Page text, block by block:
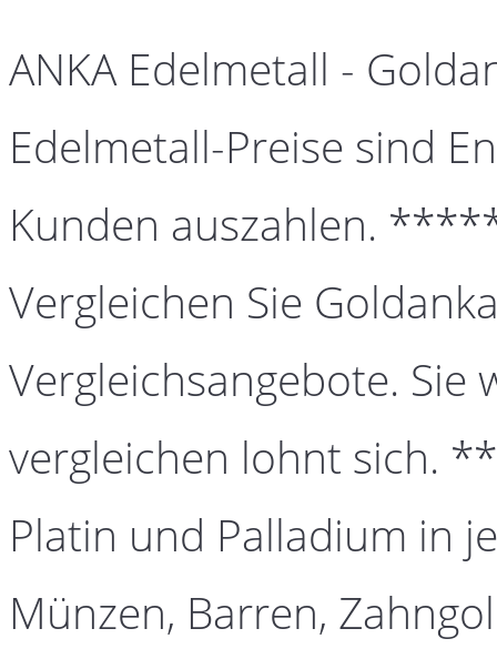
ANKA Edelmetall -
Edelmetall-Preise sind
Kunden auszahlen.
Vergleichen Sie
Vergleichsangebote. Sie
vergleichen lohnt sich.
Platin und Palladium in
Münzen, Barren,